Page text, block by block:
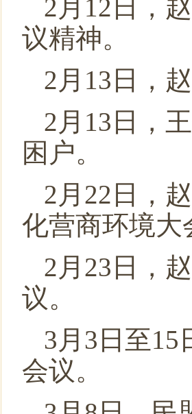
2月12日，
议精神。
2月13日，
2月13日，
困户。
2月22日，
化营商环境大
2月23日，
议。
3月3日至
会议。